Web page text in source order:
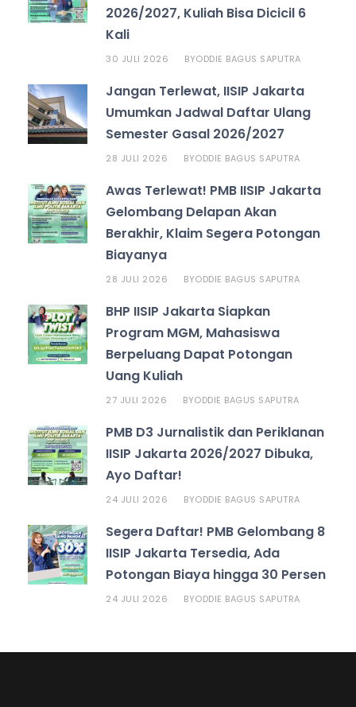
2026/2027, Kuliah Bisa Dicicil 6
Kali
30 JULI 2026 BYODDIE BAGUS SAPUTRA
Jangan Terlewat, IISIP Jakarta
Umumkan Jadwal Daftar Ulang
Semester Gasal 2026/2027
28 JULI 2026 BYODDIE BAGUS SAPUTRA
Awas Terlewat! PMB IISIP Jakarta
Gelombang Delapan Akan
Berakhir, Klaim Segera Potongan
Biayanya
28 JULI 2026 BYODDIE BAGUS SAPUTRA
BHP IISIP Jakarta Siapkan
Program MGM, Mahasiswa
Berpeluang Dapat Potongan
Uang Kuliah
27 JULI 2026 BYODDIE BAGUS SAPUTRA
PMB D3 Jurnalistik dan Periklanan
IISIP Jakarta 2026/2027 Dibuka,
Ayo Daftar!
24 JULI 2026 BYODDIE BAGUS SAPUTRA
Segera Daftar! PMB Gelombang 8
IISIP Jakarta Tersedia, Ada
Potongan Biaya hingga 30 Persen
24 JULI 2026 BYODDIE BAGUS SAPUTRA